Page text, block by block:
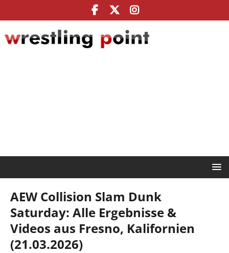
AEW Collision Slam Dunk
Saturday: Alle Ergebnisse &
Videos aus Fresno, Kalifornien
(21.03.2026)